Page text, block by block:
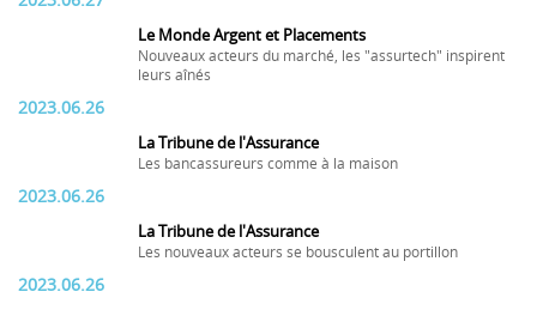
Le Monde Argent et Placements
Nouveaux acteurs du marché, les "assurtech" inspirent
leurs aînés
2023.06.26
La Tribune de l'Assurance
Les bancassureurs comme à la maison
2023.06.26
La Tribune de l'Assurance
Les nouveaux acteurs se bousculent au portillon
2023.06.26